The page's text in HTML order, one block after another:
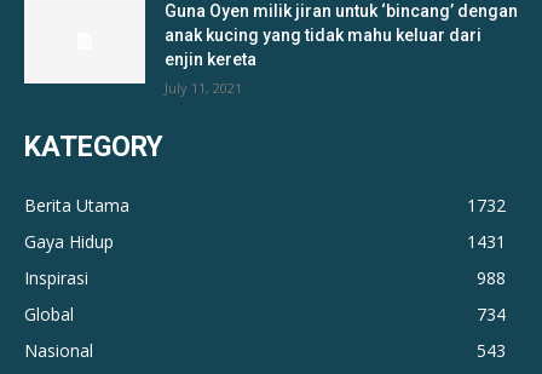
Guna Oyen milik jiran untuk ‘bincang’ dengan
anak kucing yang tidak mahu keluar dari
enjin kereta
July 11, 2021
KATEGORY
Berita Utama
1732
Gaya Hidup
1431
Inspirasi
988
Global
734
Nasional
543